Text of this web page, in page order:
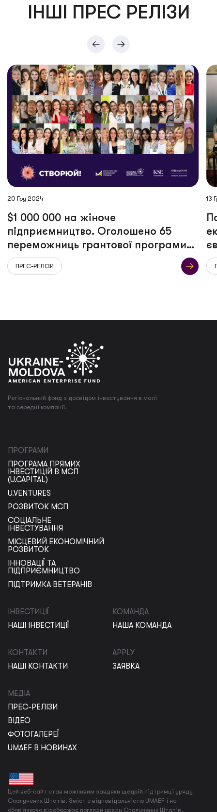
ІНШІ ПРЕС РЕЛІЗИ
20 Гру 2024
$1 000 000 на жіноче
підприємництво. Оголошено 65
переможниць грантової програми
«СТВОРЮЙ!»
ПРЕС-РЕЛІЗИ
13
Регіональний фонд з досвідом інвестування в малі
та середні компанії.
ПРОГРАМИ
ПРОГРАМА ПРЯМИХ
ІНВЕСТИЦІЙ В МСП
(U.CAPITAL)
U.VENTURES
РОЗВИТОК МСП
СОЦІАЛЬНЕ
ІНВЕСТУВАННЯ
МІСЦЕВИЙ ЕКОНОМІЧНИЙ
РОЗВИТОК
ІННОВАЦІЇ ТА
ПІДПРИЄМНИЦТВО
ПІДТРИМКА ВЕТЕРАНІВ
ІНВЕСТИЦІЇ
НАШІ ІНВЕСТИЦІЇ
КОМАНДА
НАША КОМАНДА
КОНТАКТИ
НАШІ КОНТАКТИ
APPLY
ЗАЯВКА
МЕДІА
ПРЕС-РЕЛІЗИ
ВІДЕО
ФОТОГАЛЕРЕЇ
UMAEF В НОВИНАХ
Цей веб-сайт став можливим завдяки щедрій підтримці уряду
Сполучених Штатів. Зміст є відповідальністю UMAEF і не
обов'язково відображає погляди уряду Сполучених Штатів.